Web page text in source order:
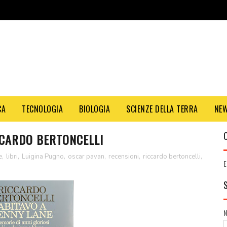
TECNOLOGIA BIOLOGIA SCIENZE DELLA TERRA
BERTONCELLI
, libri, Luigina Pugno, oscar pavan, recensioni, riccardo bertoncelli,